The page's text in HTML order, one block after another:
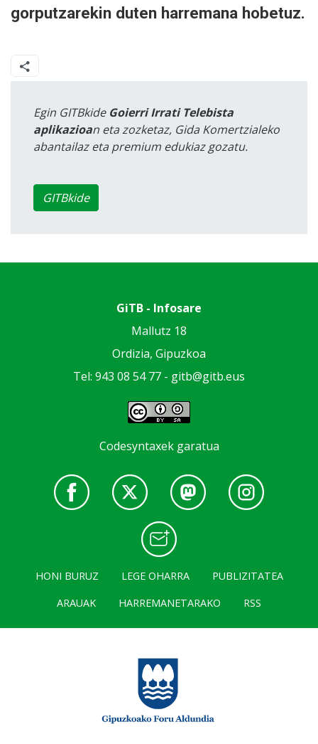
gorputzarekin duten harremana hobetuz.
Egin GITBkide Goierri Irrati Telebista
aplikazioan eta zozketaz, Gida Komertzialeko
abantailaz eta premium edukiaz gozatu.
GITBkide
GiTB - Infosare
Mallutz 18
Ordizia, Gipuzkoa
Tel: 943 08 54 77 - gitb@gitb.eus
Codesyntaxek garatua
HONI BURUZ LEGE OHARRA
PUBLIZITATEA
ARAUAK
HARREMANETARAKO RSS